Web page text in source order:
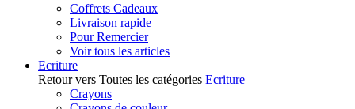
Coffrets Cadeaux
Livraison rapide
Pour Remercier
Voir tous les articles
Ecriture
Retour vers Toutes les catégories Ecriture
Crayons